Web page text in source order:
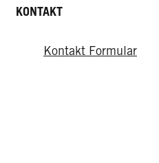
KONTAKT
Kontakt Formular